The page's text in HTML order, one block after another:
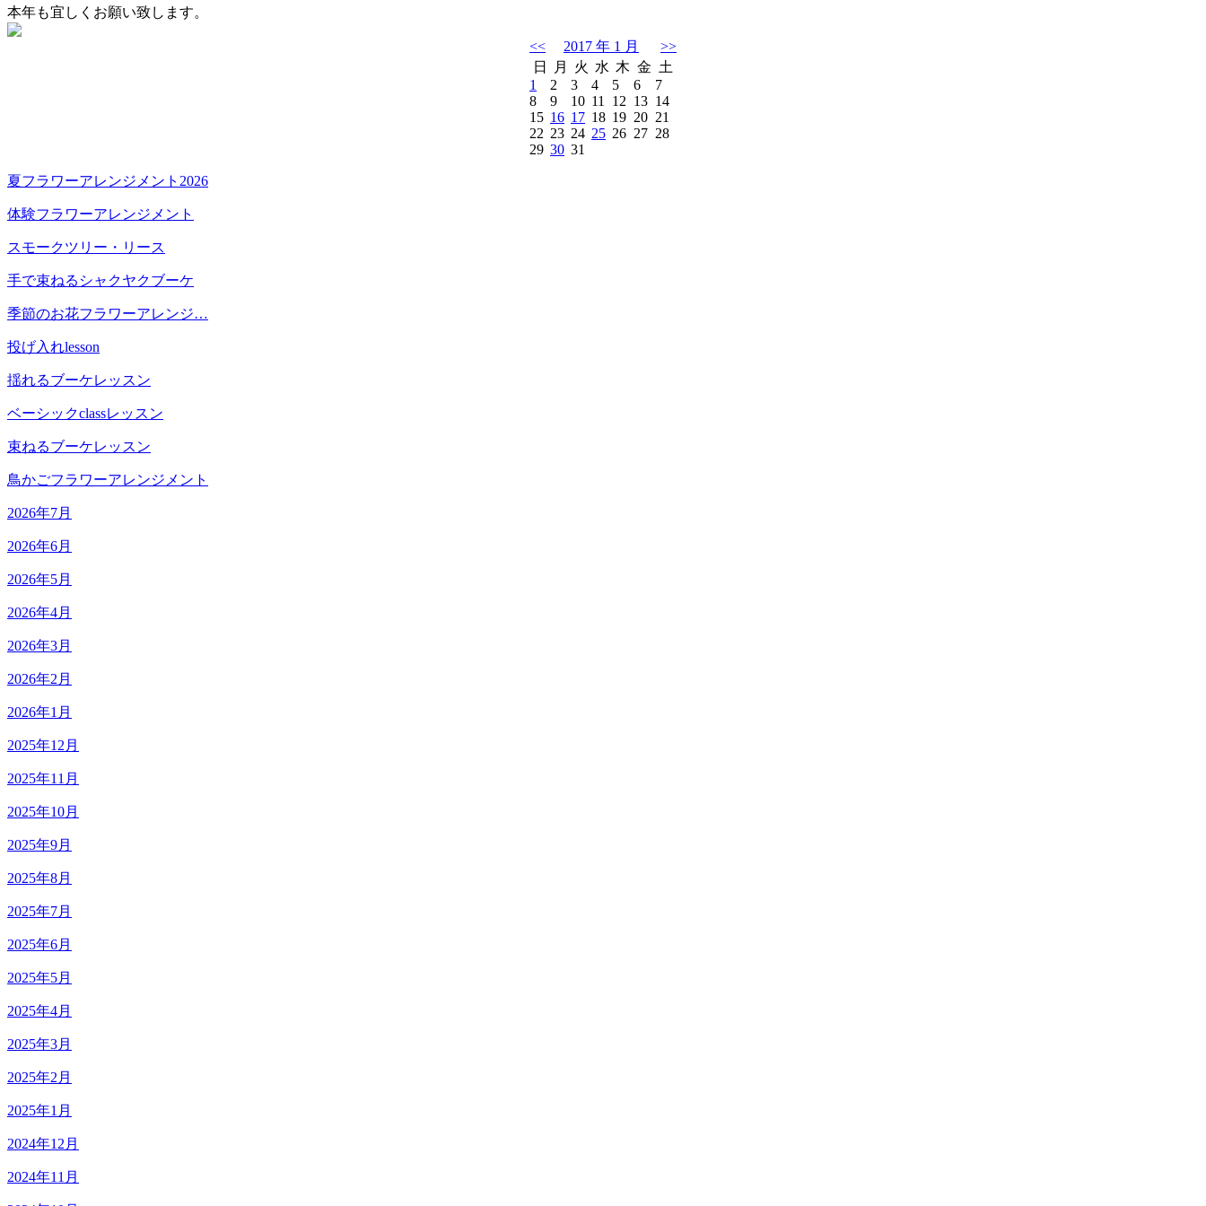
本年も宜しくお願い致します。
<< 2017 年 1 月
>>
日
月 火 水 木 金 土
1
2 3 4 5 6
7
8
9 10 11 12 13 14
15 16 17 18 19 20 21
22 23 24 25 26 27 28
29 30 31
夏フラワーアレンジメント2026
体験フラワーアレンジメント
スモークツリー・リース
手で束ねるシャクヤクブーケ
季節のお花フラワーアレンジ…
投げ入れlesson
揺れるブーケレッスン
ベーシックclassレッスン
束ねるブーケレッスン
鳥かごフラワーアレンジメント
2026年7月
2026年6月
2026年5月
2026年4月
2026年3月
2026年2月
2026年1月
2025年12月
2025年11月
2025年10月
2025年9月
2025年8月
2025年7月
2025年6月
2025年5月
2025年4月
2025年3月
2025年2月
2025年1月
2024年12月
2024年11月